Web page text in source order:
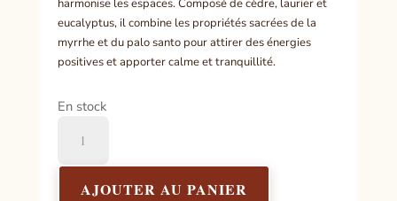
harmonise les espaces. Composé de cèdre, laurier et
eucalyptus, il combine les propriétés sacrées de la
myrrhe et du palo santo pour attirer des énergies
positives et apporter calme et tranquillité.
En stock
Sagrada
MadreAJOUTER AU PANIER